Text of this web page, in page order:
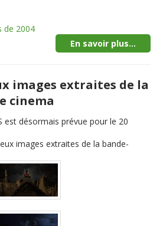
de 2004
En savoir plus...
images extraites de la
cinema
est désormais prévue pour le 20
images extraites de la bande-